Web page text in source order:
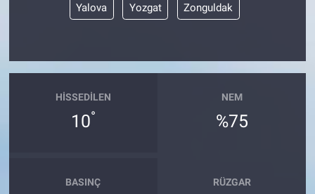
Yalova Yozgat Zonguldak
HISSEDILEN
10°
NEM
%75
BASINÇ RÜZGAR